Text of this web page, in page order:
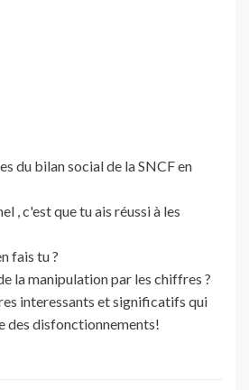
du bilan social de la SNCF en
, c'est que tu ais réussi à les
fais tu ?
la manipulation par les chiffres ?
interessants et significatifs qui
des disfonctionnements!